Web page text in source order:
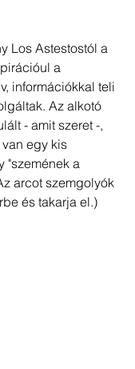
Los Astestostól a
a
információkkal teli
Az alkotó
- amit szeret -,
egy kis
"szemének a
arcot szemgolyók
és takarja el.)